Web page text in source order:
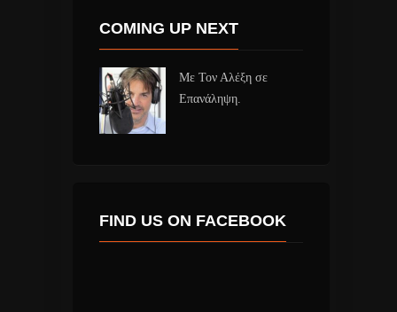
COMING UP NEXT
Με Τον Αλέξη σε
Επανάληψη.
FIND US ON FACEBOOK